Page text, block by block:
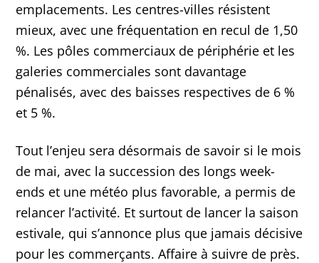
emplacements. Les centres-villes résistent
mieux, avec une fréquentation en recul de 1,50
%. Les pôles commerciaux de périphérie et les
galeries commerciales sont davantage
pénalisés, avec des baisses respectives de 6 %
et 5 %.
Tout l’enjeu sera désormais de savoir si le mois
de mai, avec la succession des longs week-
ends et une météo plus favorable, a permis de
relancer l’activité. Et surtout de lancer la saison
estivale, qui s’annonce plus que jamais décisive
pour les commerçants. Affaire à suivre de près.